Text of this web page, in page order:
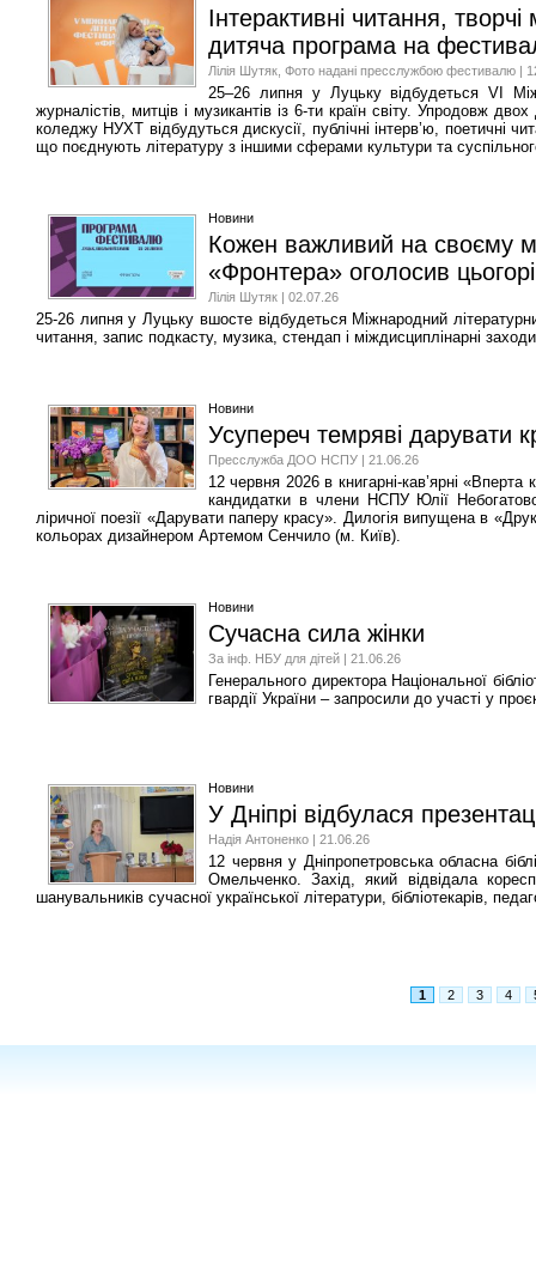
Інтерактивні читання,
дитяча програма на
Лілія Шутяк, Фото надані пресслужбою фестивалю |
25–26 липня у Луцьку відбудеться VI
журналістів, митців і музикантів із 6-ти країн світу. Упродовж
коледжу НУХТ відбудуться дискусії, публічні інтерв’ю, поетичні
що поєднують літературу з іншими сферами культури та
Новини
Кожен важливий на своєму
«Фронтера» оголосив
Лілія Шутяк | 02.07.26
25-26 липня у Луцьку вшосте відбудеться Міжнародний
читання, запис подкасту, музика, стендап і міждисциплінарні
Новини
Усупереч темряві дарувати
Пресслужба ДОО НСПУ | 21.06.26
12 червня 2026 в книгарні-кав’ярні
кандидатки в члени НСПУ Юлії
ліричної поезії «Дарувати паперу красу». Дилогія випущена в
кольорах дизайнером Артемом Сенчило (м. Київ).
Новини
Сучасна сила жінки
За інф. НБУ для дітей | 21.06.26
Генерального директора Національної
гвардії України – запросили до участі у
Новини
У Дніпрі відбулася
Надія Антоненко | 21.06.26
12 червня у Дніпропетровська обласна
Омельченко. Захід, який відвідала
шанувальників сучасної української літератури, бібліотекарів,
1 2 3 4